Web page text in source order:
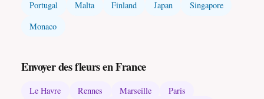
Portugal Malta Finland Japan
Singapore
Monaco
Envoyer des fleurs en France
Le Havre Rennes Marseille
Paris